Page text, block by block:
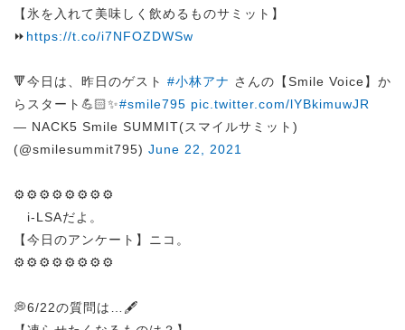
【氷を入れて美味しく飲めるものサミット】
⏩ https://t.co/i7NFOZDWSw
🔻今日は、昨日のゲスト #小林アナ さんの【Smile Voice】か
らスタート💪🏻✨#smile795 pic.twitter.com/lYBkimuwJR
— NACK5 Smile SUMMIT(スマイルサミット)
(@smilesummit795) June 22, 2021
⚙️⚙️⚙️⚙️⚙️⚙️⚙️⚙️
i-LSAだよ。
【今日のアンケート】ニコ。
⚙️⚙️⚙️⚙️⚙️⚙️⚙️⚙️
💭6/22の質問は…🖋️